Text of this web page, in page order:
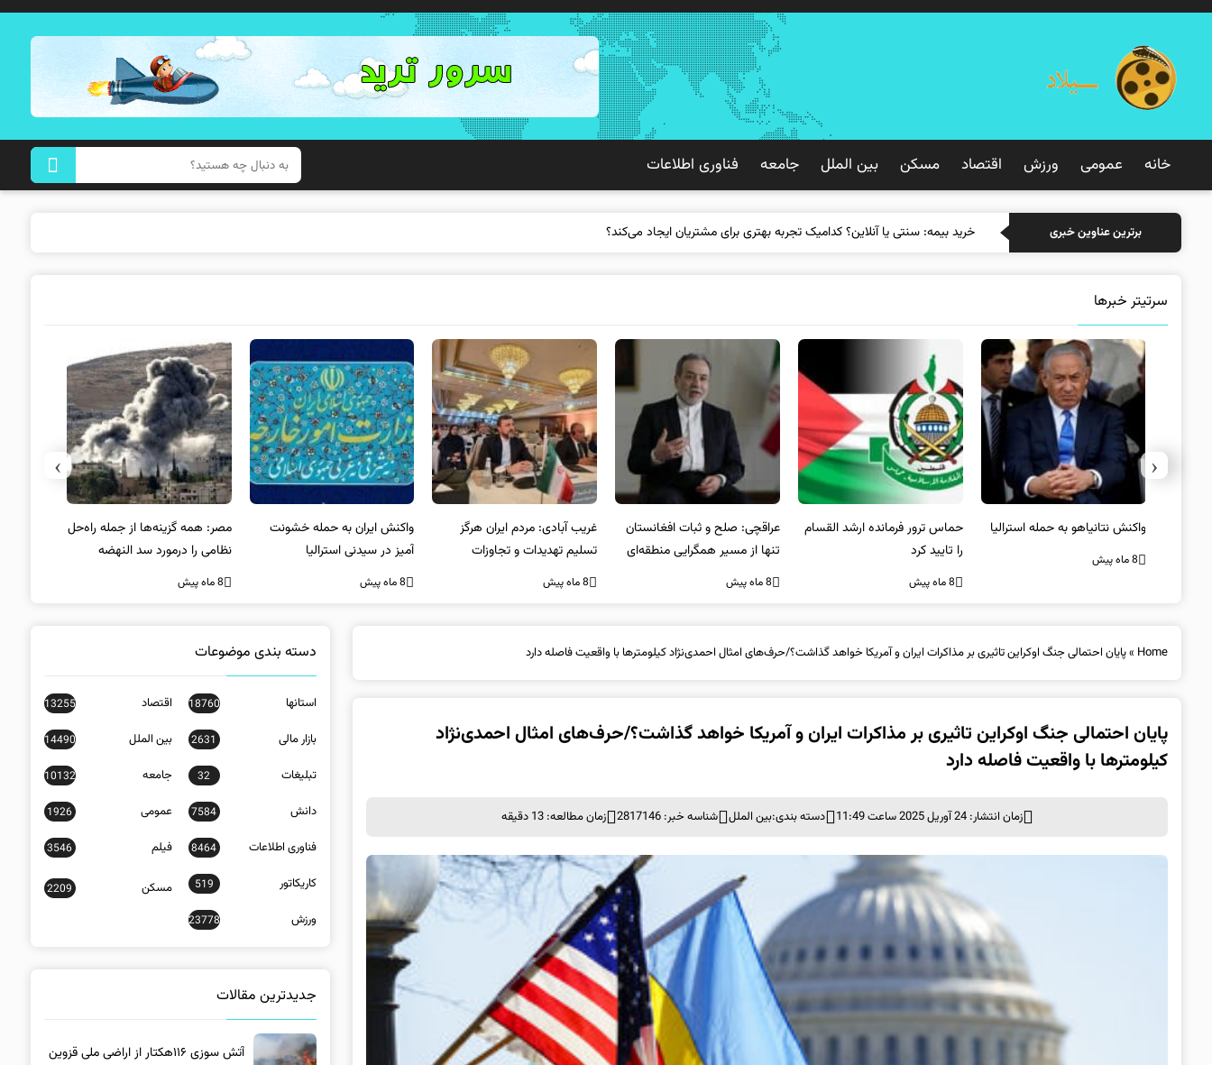
خانه عمومی ورزش اقتصاد مسکن بین الملل جامعه فناوری اطلاعات
برترین عناوین خبری خرید بیمه: سنتی ی
سرتیتر خبرها
واکنش نتانیاهو به حمله استرالیا
8 ماه پیش
حماس ترور فرمانده ارشد القسام
را تایید کرد
8 ماه پیش
عراقچی: صلح و ثبات افغانستان
تنها از مسیر همگرایی منطقه‌ای
محقق می‌شود
8 ماه پیش
غریب آبادی: مردم ایران هرگز
تسلیم تهدیدات و تجاوزات
نخواهند شد و متحد و منسجم
8 ماه پیش
واکنش ایران به حمله خشونت
آمیز در سیدنی استرالیا
8 ماه پیش
مصر: همه گزینه‌ها از جمله راه‌حل
نظامی را درمورد سد النهضه
بررسی می‌کنیم
8 ماه پیش
‹
›
Home
»پایان احتمالی جنگ اوکراین تاثیری بر مذاکرات ایران و آمریکا خواهد گذاشت؟/حرف‌های امثال احمدی‌نژاد کیلومترها با واقعیت فاصله دارد
پایان احتمالی جنگ اوکراین تاثیری بر مذاکرات ایران و آمریکا خواهد گذاشت؟/حرف‌های امثال احمدی‌نژاد
کیلومترها با واقعیت فاصله دارد
زمان انتشار: 24 آوریل 2025 ساعت 11:49 دسته بندی:بین الملل شناسه خبر: 2817146 زمان مطالعه: 13 دقیقه
دسته بندی موضوعات
استانها 18760 اقتصاد 13255
بازار مالی 2631 بین الملل 14490
تبلیغات 32 جامعه 10132
دانش 7584 عمومی 1926
فناوری اطلاعات 8464 فیلم 3546
کاریکاتور 519 مسکن 2209
ورزش 23778
جدیدترین مقالات
آتش سوزی ۱۱۶هکتار از اراضی ملی قزوین